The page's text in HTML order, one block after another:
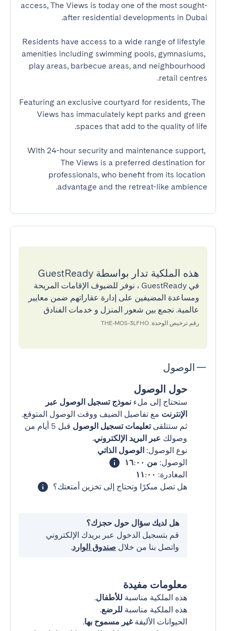
access, The Views is today one of the most sought-
Residents have access to a wide range of lifestyle
amenities including swimming pools, gymnasiums,
play areas, barbecue areas, and neighbourhood
Featuring an exclusive courtyard for residents, The
Views has immaculately kept parks and green
With 24-hour security and maintenance support,
The Views is a preferred destination for
professionals, who benefit from its location
advantage and the retreat-like ambience.
هذه الملكية تدار بواسطة GuestReady
في GuestReady ، نوفر للضيوف الإقامات المريحة
ومساعدة المضيفين على إدارة عقاراتهم ضمن معايير
عالمية. نجمع بين شعور المنزل و خدمات الفنادق
رقم ترخيص الوحدة: THE-MOS-3LFHO
الوصول
حول الوصول
ستحتاج إلى ملء نموذج تسجيل الوصول عبر
الإنترنت مع تفاصيل الضيف ووقت الوصول المتوقع.
ثم ستتلقىتعليمات تسجيل الوصول
قبل 5 أيام من
وصولك عبر البريد الإلكتروني.
نوع الوصول: الوصول الذاتي
الوصول: من ١٦:٠٠
المغادرة: ١١:٠٠
هل تصل مبكرًا وتحتاج إلى تخزين أمتعتك؟
هل لديك سؤال حول حجزك؟
قم بتسجيل الدخول عبر بريدك الإلكتروني
واتصل بنا من خلال صندوق الوارد.
معلومات مفيدة
هذه الملكية مناسبة للأطفال.
هذه الملكية مناسبة للرضع.
الحيوانات الأليفةغير مسموح بها.